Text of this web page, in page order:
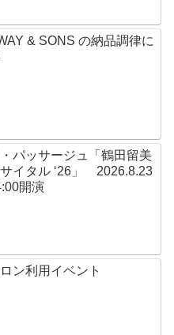
& SONS の納品調律に
パッサージュ「鶴田留美
イタル ‘26」 2026.8.23
開演
ン利用イベント